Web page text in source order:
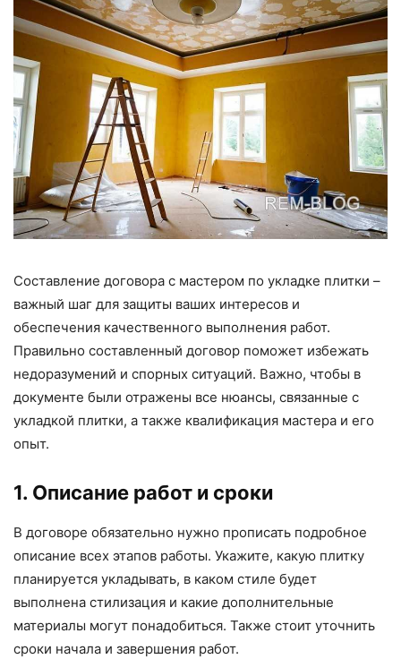
Составление договора с мастером по укладке плитки –
важный шаг для защиты ваших интересов и
обеспечения качественного выполнения работ.
Правильно составленный договор поможет избежать
недоразумений и спорных ситуаций. Важно, чтобы в
документе были отражены все нюансы, связанные с
укладкой плитки, а также квалификация мастера и его
опыт.
1. Описание работ и сроки
В договоре обязательно нужно прописать подробное
описание всех этапов работы. Укажите, какую плитку
планируется укладывать, в каком стиле будет
выполнена стилизация и какие дополнительные
материалы могут понадобиться. Также стоит уточнить
сроки начала и завершения работ.